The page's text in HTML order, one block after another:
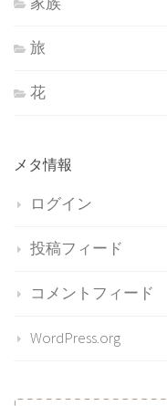
旅
花
メタ情報
ログイン
投稿フィード
コメントフィード
WordPress.org